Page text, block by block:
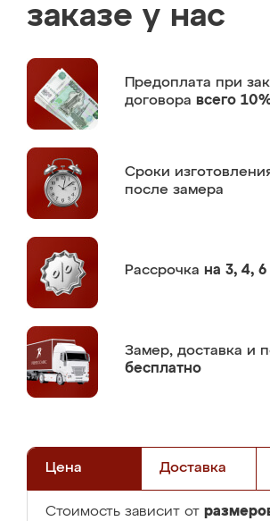
заказе у нас
Предоплата при
договора всего
Сроки
после замера
Рассрочка на 3, 4,
Замер, доставка и
бесплатно
Цена Доставка
Стоимость зависит от